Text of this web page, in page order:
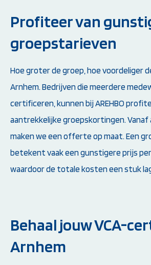
Profiteer van
groepstarieven
Hoe groter de groep, hoe voordeliger
Arnhem. Bedrijven die meerdere
certificeren, kunnen bij AREHBO
aantrekkelijke groepskortingen. Vanaf
maken we een offerte op maat. Een
betekent vaak een gunstigere prijs
waardoor de totale kosten een stuk
Behaal jouw VCA-
Arnhem